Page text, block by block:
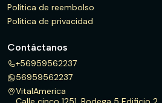
Política de reembolso
Política de privacidad
Contáctanos
+56959562237
56959562237
VitalAmerica